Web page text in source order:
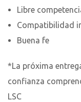
Libre
Compatibilidad
Buena fe
*La próxima
confianza
LSC